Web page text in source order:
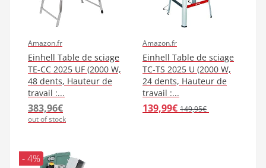
Amazon.fr
Einhell Table de sciage
TE-CC 2025 UF (2000 W,
48 dents, Hauteur de
travail :...
383,96€
out of stock
Amazon.fr
Einhell Table de sciage
TC-TS 2025 U (2000 W,
24 dents, Hauteur de
travail :...
139,99€ 149,95€
- 4%